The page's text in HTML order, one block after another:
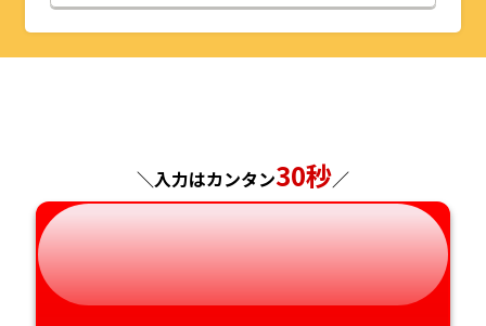
山形県
千葉県
福井県
岐阜県
静岡県
京都府
和歌山県
島根県
徳島県
福岡県
大分県
＼入力はカンタン30秒／